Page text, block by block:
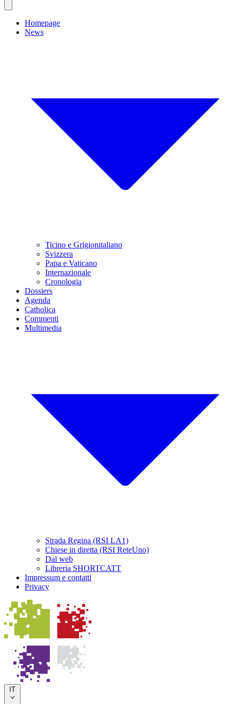
Homepage
News
Ticino e Grigionitaliano
Svizzera
Papa e Vaticano
Internazionale
Cronologia
Dossiers
Agenda
Catholica
Commenti
Multimedia
Strada Regina (RSI LA1)
Chiese in diretta (RSI ReteUno)
Dal web
Libreria SHORTCATT
Impressum e contatti
Privacy
IT